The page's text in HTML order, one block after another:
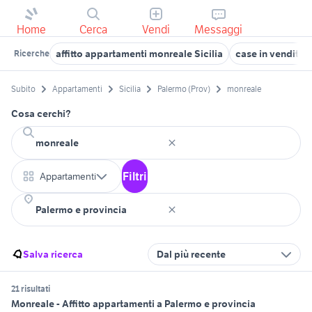
Home Cerca Vendi Messaggi
Ricerche affitto appartamenti monreale Sicilia case in vendita
Subito Appartamenti Sicilia Palermo (Prov) monreale
Cosa cerchi?
Appartamenti Filtri
Salva ricerca Dal più recente
21 risultati
Monreale - Affitto appartamenti a Palermo e provincia